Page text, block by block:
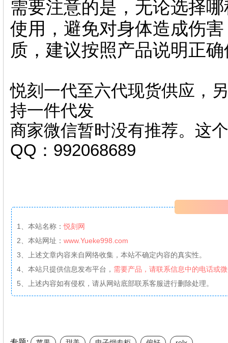
需要注意的是，无论选择
使用，避免对身体造成伤
质，建议按照产品说明正
悦刻一代至六代现货供应，
持一件代发
商家微信暂时没有推荐。这
QQ：992068689
1、本站名称：悦刻网
2、本站网址： www.Yueke998.com
3、上述文章内容来自网络收集，本站不确定内容的真实性。
4、本站只提供信息发布平台， 需要产品，请联系信息中的电话或
5、上述内容如有侵权，请从网站底部联系客服进行删除处理。